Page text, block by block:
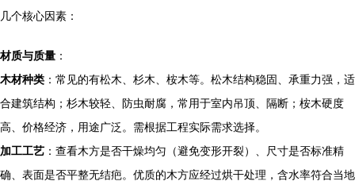
几个核心因素：
材质与质量 ：
木材种类 ：常见的有松木、杉木、桉木等。松木结构稳固、承重力强，适
合建筑结构；杉木较轻、防虫耐腐，常用于室内吊顶、隔断；桉木硬度
高、价格经济，用途广泛。需根据工程实际需求选择。
加工工艺 ：查看木方是否干燥均匀（避免变形开裂）、尺寸是否标准精
确、表面是否平整无结疤。优质的木方应经过烘干处理，含水率符合当地